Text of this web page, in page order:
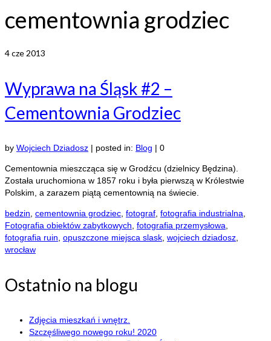
cementownia grodziec
4cze 2013
Wyprawa na Śląsk #2 –
Cementownia Grodziec
by Wojciech Dziadosz | posted in: Blog | 0
Cementownia mieszcząca się w Grodźcu (dzielnicy Będzina).
Została uruchomiona w 1857 roku i była pierwszą w Królestwie
Polskim, a zarazem piątą cementownią na świecie.
bedzin cementownia grodziec fotograf fotografia industrialna
Fotografia obiektów zabytkowych fotografia przemysłowa
fotografia ruin opuszczone miejsca slask wojciech dziadosz
wrocław
Ostatnio na blogu
Zdjęcia mieszkań i wnętrz.
Szczęśliwego nowego roku! 2020